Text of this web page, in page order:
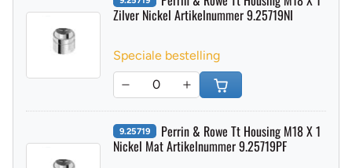
9.25719 Perrin & Rowe Tt Housing M18 X 1
Zilver Nickel Artikelnummer 9.25719NI
Speciale bestelling
9.25719 Perrin & Rowe Tt Housing M18 X 1
Nickel Mat Artikelnummer 9.25719PF